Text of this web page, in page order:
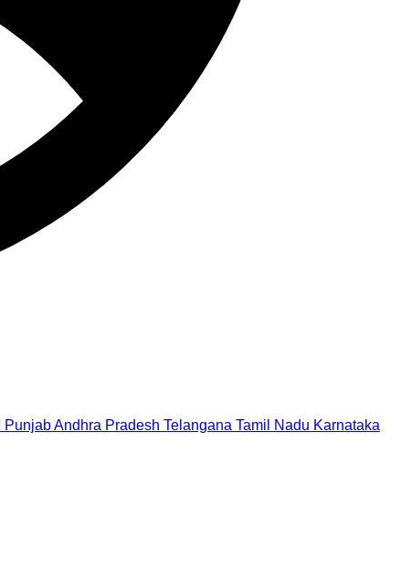
PunjabAndhra Pradesh Telangana Tamil Nadu Karnataka